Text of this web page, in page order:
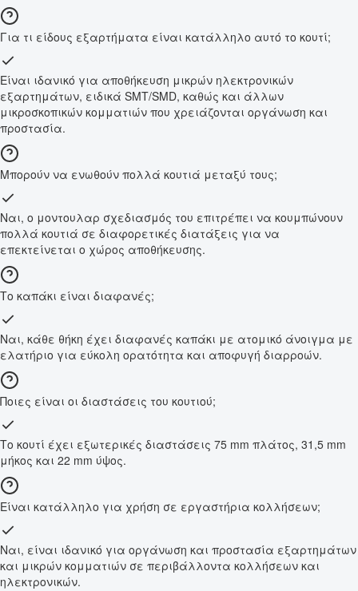
Για τι είδους εξαρτήματα είναι κατάλληλο αυτό το κουτί;
Είναι ιδανικό για αποθήκευση μικρών ηλεκτρονικών
εξαρτημάτων, ειδικά SMT/SMD, καθώς και άλλων
μικροσκοπικών κομματιών που χρειάζονται οργάνωση και
προστασία.
Μπορούν να ενωθούν πολλά κουτιά μεταξύ τους;
Ναι, ο μοντουλαρ σχεδιασμός του επιτρέπει να κουμπώνουν
πολλά κουτιά σε διαφορετικές διατάξεις για να
επεκτείνεται ο χώρος αποθήκευσης.
Το καπάκι είναι διαφανές;
Ναι, κάθε θήκη έχει διαφανές καπάκι με ατομικό άνοιγμα με
ελατήριο για εύκολη ορατότητα και αποφυγή διαρροών.
Ποιες είναι οι διαστάσεις του κουτιού;
Το κουτί έχει εξωτερικές διαστάσεις 75 mm πλάτος, 31,5 mm
μήκος και 22 mm ύψος.
Είναι κατάλληλο για χρήση σε εργαστήρια κολλήσεων;
Ναι, είναι ιδανικό για οργάνωση και προστασία εξαρτημάτων
και μικρών κομματιών σε περιβάλλοντα κολλήσεων και
ηλεκτρονικών.